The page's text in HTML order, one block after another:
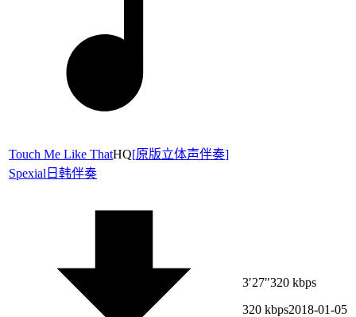
Touch Me Like ThatHQ[原版立体声伴奏]
Spexial 日韩伴奏
3′27″320 kbps
320 kbps2018-01-05